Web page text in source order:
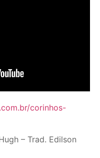
corinhos-
– Trad. Edilson